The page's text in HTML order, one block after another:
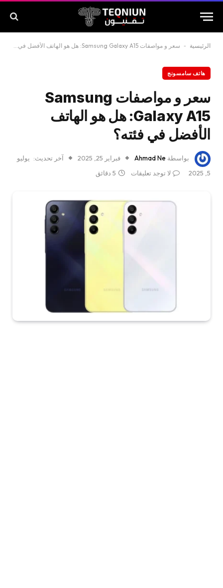
الرئيسية - سعر و مواصفات Samsung Galaxy A15: هل هو الهاتف الأفضل في فئته؟
هاتف سامسونج
سعر و مواصفات Samsung
Galaxy A15: هل هو الهاتف
الأفضل في فئته؟
بواسطة Ahmad Ne فبراير 25, 2025 آخر تحديث: يوليو
5, 2025
لا توجد تعليقات 5 دقائق